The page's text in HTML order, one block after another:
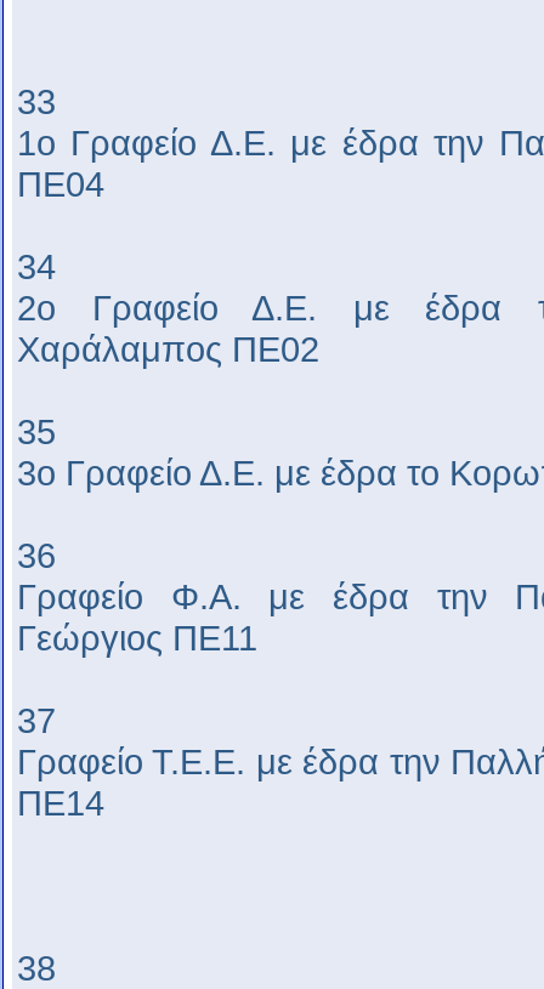
33
1ο Γραφείο Δ.Ε. με έδρα την
ΠΕ04
34
2ο Γραφείο Δ.Ε. με έδρα
Χαράλαμπος ΠΕ02
35
3ο Γραφείο Δ.Ε. με έδρα το
36
Γραφείο Φ.Α. με έδρα την
Γεώργιος ΠΕ11
37
Γραφείο Τ.Ε.Ε. με έδρα την
ΠΕ14
38